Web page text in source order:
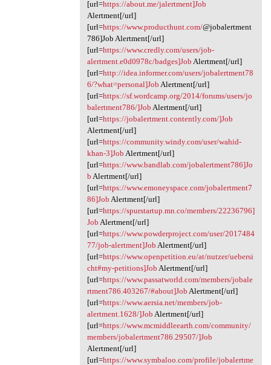
[url=https://about.me/jalertment]Job
Alertment[/url]
[url=https://www.producthunt.com/@jobalertment
786]Job Alertment[/url]
[url=https://www.credly.com/users/job-
alertment.e0d0978c/badges]Job Alertment[/url]
[url=http://idea.informer.com/users/jobalertment78
6/?what=personal]Job Alertment[/url]
[url=https://sf.wordcamp.org/2014/forums/users/jo
balertment786/]Job Alertment[/url]
[url=https://jobalertment.contently.com/]Job
Alertment[/url]
[url=https://community.windy.com/user/wahid-
khan-3]Job Alertment[/url]
[url=https://www.bandlab.com/jobalertment786]Jo
b Alertment[/url]
[url=https://www.emoneyspace.com/jobalertment7
86]Job Alertment[/url]
[url=https://spurstartup.mn.co/members/22236796]
Job Alertment[/url]
[url=https://www.powderproject.com/user/2017484
77/job-alertment]Job Alertment[/url]
[url=https://www.openpetition.eu/at/nutzer/uebersi
cht#my-petitions]Job Alertment[/url]
[url=https://www.passatworld.com/members/jobale
rtment786.403267/#about]Job Alertment[/url]
[url=https://www.aersia.net/members/job-
alertment.1628/]Job Alertment[/url]
[url=https://www.mcmiddleearth.com/community/
members/jobalertment786.29507/]Job
Alertment[/url]
[url=https://www.symbaloo.com/profile/jobalertme